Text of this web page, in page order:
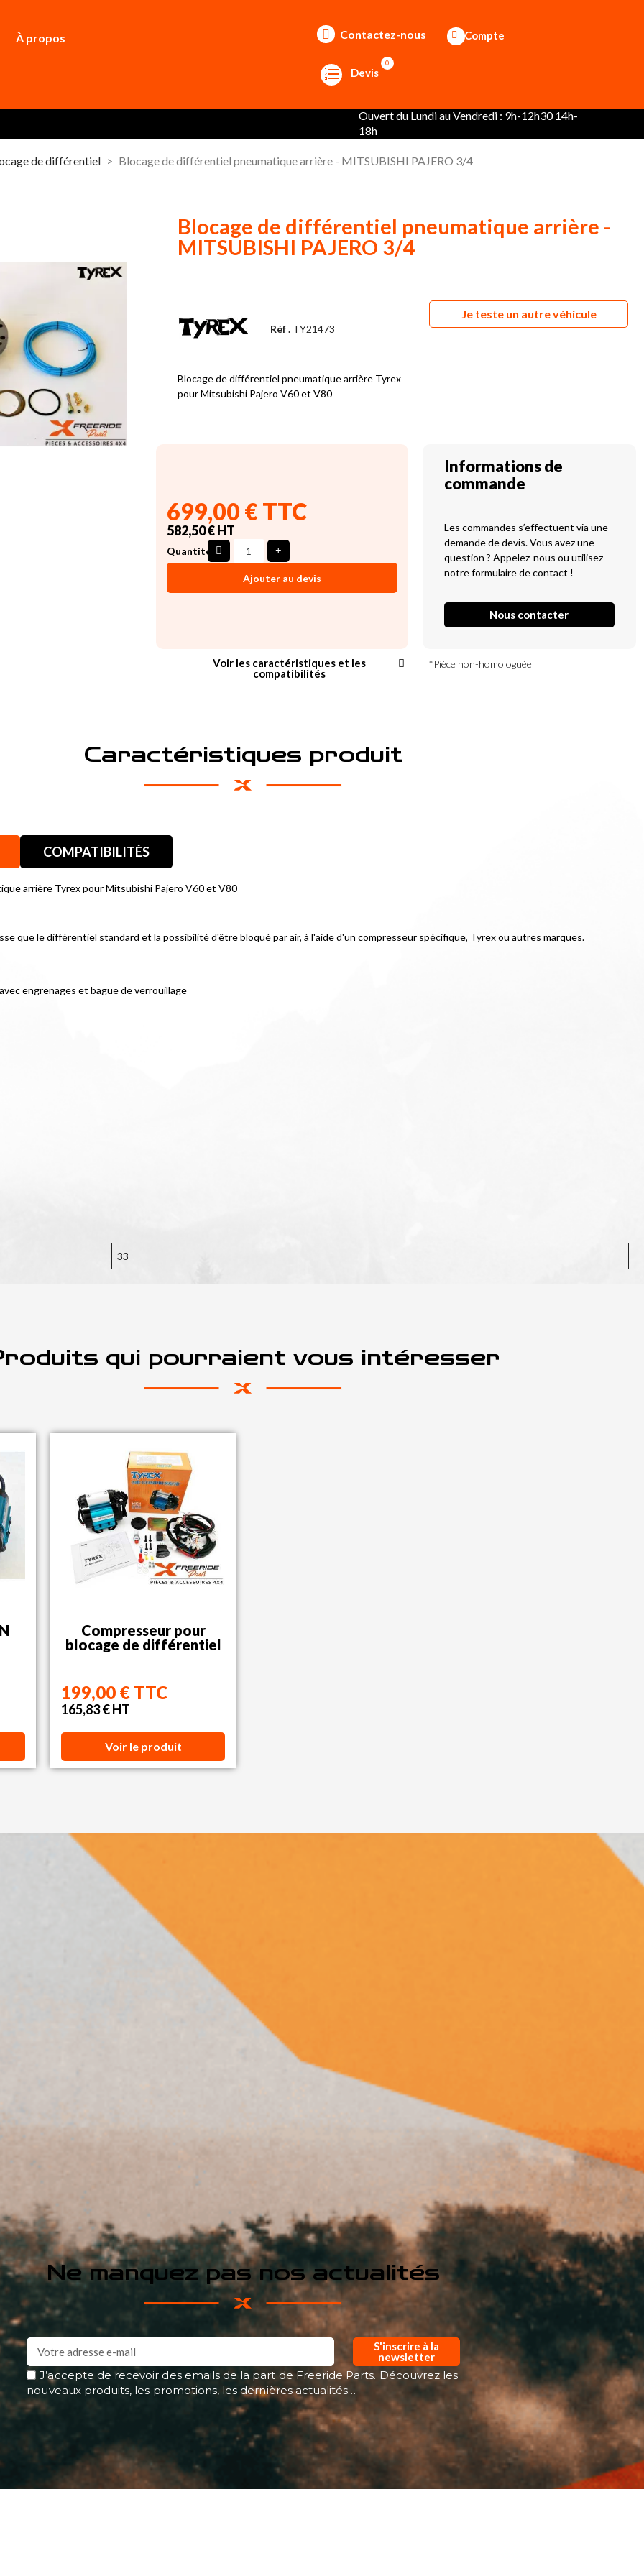
À propos Contactez-nous Compte
Devis
0
Ouvert du Lundi au Vendredi : 9h-12h30 14h-
18h
de différentiel Blocage de différentiel pneumatique arrière - MITSUBISHI PAJERO 3/4
Blocage de différentiel pneumatique arrière -
MITSUBISHI PAJERO 3/4
Réf . TY21473
Blocage de différentiel pneumatique arrière Tyrex
pour Mitsubishi Pajero V60 et V80
Je teste un autre véhicule
699,00 € TTC
582,50 € HT
Quantité
Ajouter au devis
Informations de
commande
Les commandes s’effectuent via une
demande de devis. Vous avez une
question ? Appelez-nous ou utilisez
notre formulaire de contact !
Nous contacter
Voir les caractéristiques et les
compatibilités
*Pièce non-homologuée
Caractéristiques produit
COMPATIBILITÉS
arrière Tyrex pour Mitsubishi Pajero V60 et V80
que le différentiel standard et la possibilité d'être bloqué par air, à l'aide d'un compresseur spécifique, Tyrex ou autres marques.
engrenages et bague de verrouillage
33
qui pourraient vous intéresser
Compresseur pour
blocage de différentiel
199,00 € TTC
165,83 € HT
Voir le produit
Ne manquez pas nos actualités
S'inscrire à la
newsletter
J’accepte de recevoir des emails de la part de Freeride Parts. Découvrez les
nouveaux produits, les promotions, les dernières actualités…